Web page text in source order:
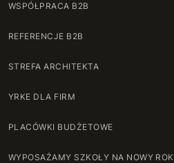
WSPÓŁPRACA B2B
REFERENCJE B2B
STREFA ARCHITEKTA
YRKE DLA FIRM
PLACÓWKI BUDŻETOWE
WYPOSAŻAMY SZKOŁY NA NOWY ROK